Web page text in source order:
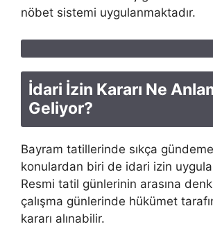
nöbet sistemi uygulanmaktadır.
İdari İzin Kararı Ne
Geliyor?
Bayram tatillerinde sıkça
konulardan biri de idari izin
Resmi tatil günlerinin arasına
çalışma günlerinde hükümet
kararı alınabilir.